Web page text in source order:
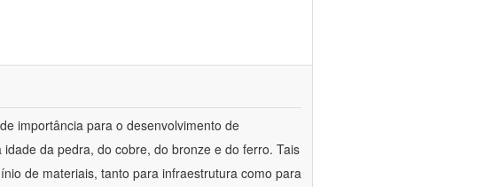
importância para o desenvolvimento de
da pedra, do cobre, do bronze e do ferro. Tais
de materiais, tanto para infraestrutura como para